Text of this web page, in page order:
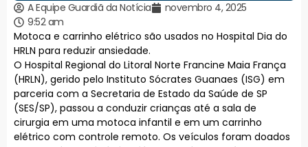
A Equipe Guardiã da Notícia
novembro 4, 2025
9:52 am
Motoca e carrinho elétrico são usados no Hospital Dia do
HRLN para reduzir ansiedade.
O Hospital Regional do Litoral Norte Francine Maia França
(HRLN), gerido pelo Instituto Sócrates Guanaes (ISG) em
parceria com a Secretaria de Estado da Saúde de SP
(SES/SP), passou a conduzir crianças até a sala de
cirurgia em uma motoca infantil e em um carrinho
elétrico com controle remoto. Os veículos foram doados